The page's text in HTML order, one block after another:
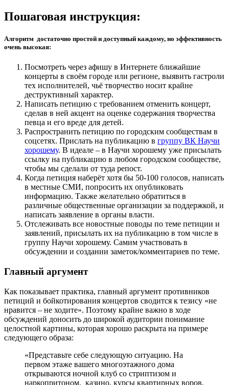
Пошаговая инструкция:
Алгоритм достаточно простой и доступный каждому, но эффективность
очень высокая:
Посмотреть через афишу в Интернете ближайшие
концерты в своём городе или регионе, выявить гастроли
тех исполнителей, чьё творчество носит крайне
деструктивный характер.
Написать петицию с требованием отменить концерт,
сделав в ней акцент на оценке содержания творчества
певца и его вреде для детей.
Распространить петицию по городским сообществам в
соцсетях. Прислать на публикацию в группу ВК Научи
хорошему. В идеале – в Научи хорошему уже присылать
ссылку на публикацию в любом городском сообществе,
чтобы мы сделали от туда репост.
Когда петиция наберёт хотя бы 50-100 голосов, написать
в местные СМИ, попросить их опубликовать
информацию. Также желательно обратиться в
различные общественные организации за поддержкой, и
написать заявление в органы власти.
Отслеживать все новостные поводы по теме петиции и
заявлений, присылать их на публикацию в том числе в
группу Научи хорошему. Самим участвовать в
обсуждении и создании заметок/комментариев по теме.
Главный аргумент
Как показывает практика, главный аргумент противников
петиций и бойкотирования концертов сводится к тезису «не
нравится – не ходите». Поэтому крайне важно в ходе
обсуждений доносить до широкой аудитории понимание
целостной картины, которая хорошо раскрыта на примере
следующего образа:
«Представьте себе следующую ситуацию. На
первом этаже вашего многоэтажного дома
открываются ночной клуб со стриптизом и
наркопритоном, казино, курсы квартирных воров.